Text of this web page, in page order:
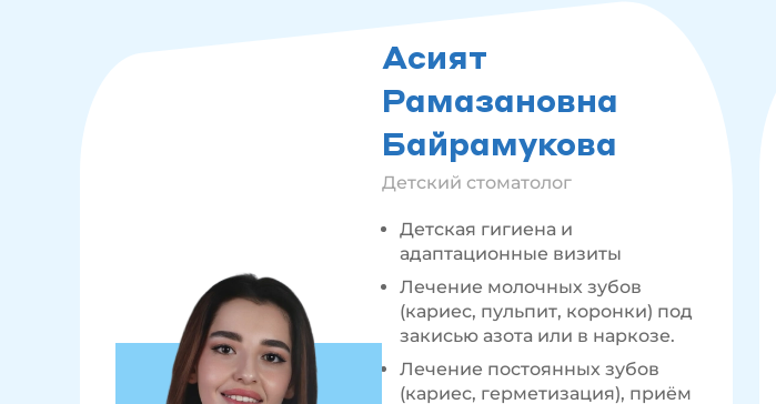
Асият
Рамазановна
Байрамукова
Детский стоматолог
Детская гигиена и
адаптационные визиты
Лечение молочных зубов
(кариес, пульпит, коронки) под
закисью азота или в наркозе.
Лечение постоянных зубов
(кариес, герметизация), приём